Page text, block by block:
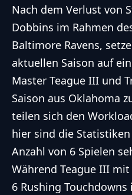
Nach dem Verlust von
Dobbins im Rahmen
Baltimore Ravens,
aktuellen Saison auf
Master Teague III und
Saison aus Oklahoma
teilen sich den
hier sind die
Anzahl von 6 Spielen
Während Teague III
6 Rushing Touchdowns